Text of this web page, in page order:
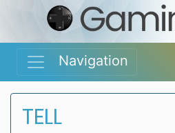
Navigation
TELL